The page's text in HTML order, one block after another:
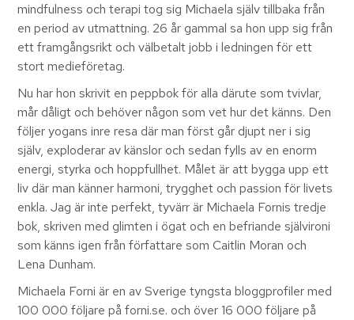
mindfulness och terapi tog sig Michaela själv tillbaka från
en period av utmattning. 26 år gammal sa hon upp sig från
ett framgångsrikt och välbetalt jobb i ledningen för ett
stort medieföretag.
Nu har hon skrivit en peppbok för alla därute som tvivlar,
mår dåligt och behöver någon som vet hur det känns. Den
följer yogans inre resa där man först går djupt ner i sig
själv, exploderar av känslor och sedan fylls av en enorm
energi, styrka och hoppfullhet. Målet är att bygga upp ett
liv där man känner harmoni, trygghet och passion för livets
enkla. Jag är inte perfekt, tyvärr är Michaela Fornis tredje
bok, skriven med glimten i ögat och en befriande självironi
som känns igen från författare som Caitlin Moran och
Lena Dunham.
Michaela Forni är en av Sverige tyngsta bloggprofiler med
100 000 följare på forni.se. och över 16 000 följare på